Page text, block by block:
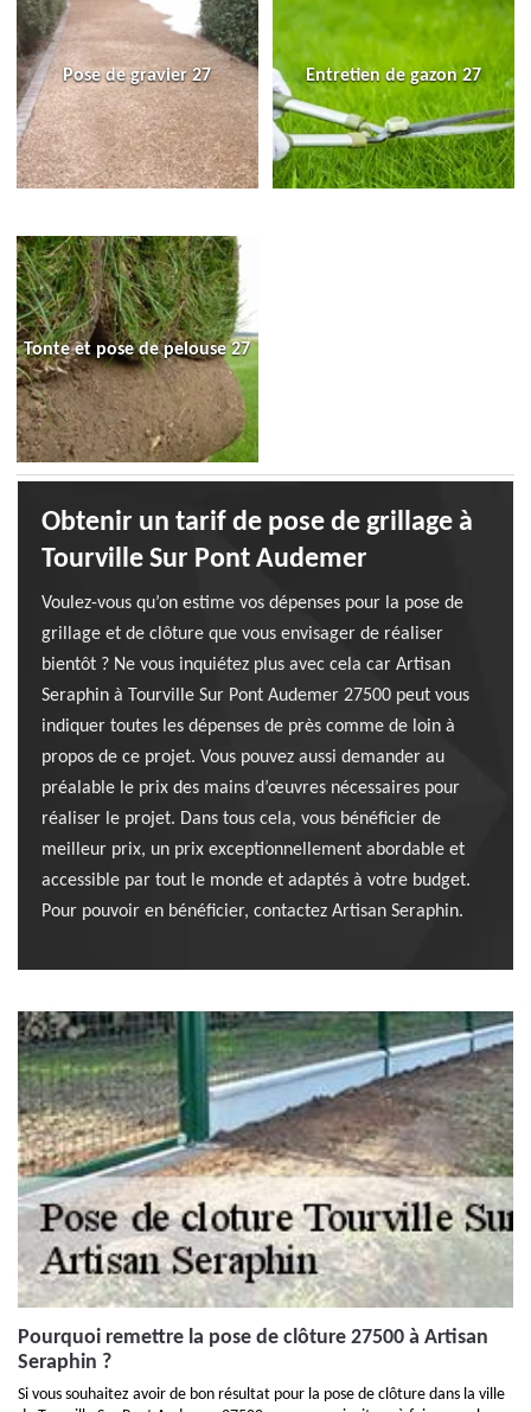
Pose de gravier 27 Entretien de gazon 27
Tonte et pose de pelouse 27
Obtenir un tarif de pose de grillage à
Tourville Sur Pont Audemer
Voulez-vous qu’on estime vos dépenses pour la pose de
grillage et de clôture que vous envisager de réaliser
bientôt ? Ne vous inquiétez plus avec cela car Artisan
Seraphin à Tourville Sur Pont Audemer 27500 peut vous
indiquer toutes les dépenses de près comme de loin à
propos de ce projet. Vous pouvez aussi demander au
préalable le prix des mains d’œuvres nécessaires pour
réaliser le projet. Dans tous cela, vous bénéficier de
meilleur prix, un prix exceptionnellement abordable et
accessible par tout le monde et adaptés à votre budget.
Pour pouvoir en bénéficier, contactez Artisan Seraphin.
Pourquoi remettre la pose de clôture 27500 à Artisan
Seraphin ?
Si vous souhaitez avoir de bon résultat pour la pose de clôture dans la ville